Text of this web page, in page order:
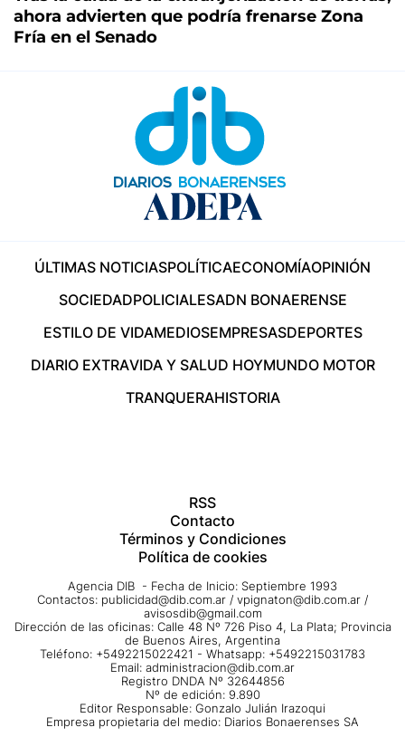
ahora advierten que podría frenarse Zona
Fría en el Senado
ÚLTIMAS NOTICIASPOLÍTICAECONOMÍAOPINIÓN
SOCIEDADPOLICIALESADN BONAERENSE
ESTILO DE VIDAMEDIOSEMPRESASDEPORTES
DIARIO EXTRAVIDA Y SALUD HOYMUNDO MOTOR
TRANQUERAHISTORIA
RSS
Contacto
Términos y Condiciones
Política de cookies
Agencia DIB - Fecha de Inicio: Septiembre 1993
Contactos: publicidad@dib.com.ar / vpignaton@dib.com.ar /
avisosdib@gmail.com
Dirección de las oficinas: Calle 48 Nº 726 Piso 4, La Plata; Provincia
de Buenos Aires, Argentina
Teléfono: +5492215022421 - Whatsapp: +5492215031783
Email: administracion@dib.com.ar
Registro DNDA Nº 32644856
Nº de edición: 9.890
Editor Responsable: Gonzalo Julián Irazoqui
Empresa propietaria del medio: Diarios Bonaerenses SA